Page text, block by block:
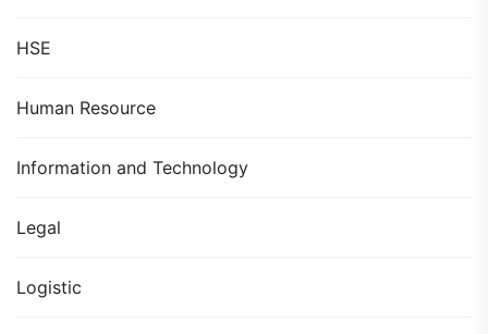
HSE
Human Resource
Information and Technology
Legal
Logistic